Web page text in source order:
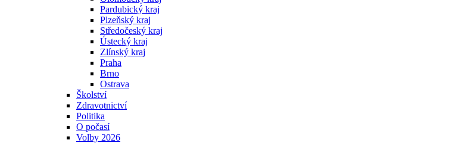
Pardubický kraj
Plzeňský kraj
Středočeský kraj
Ústecký kraj
Zlínský kraj
Praha
Brno
Ostrava
Školství
Zdravotnictví
Politika
O počasí
Volby 2026